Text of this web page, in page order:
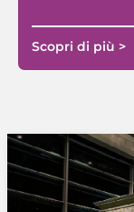
Scopri di più >